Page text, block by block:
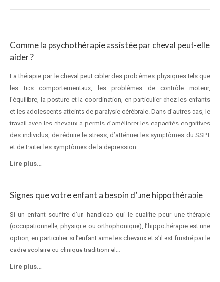
Comme la psychothérapie assistée par cheval peut-elle
aider ?
La thérapie par le cheval peut cibler des problèmes physiques tels que
les tics comportementaux, les problèmes de contrôle moteur,
l’équilibre, la posture et la coordination, en particulier chez les enfants
et les adolescents atteints de paralysie cérébrale. Dans d’autres cas, le
travail avec les chevaux a permis d’améliorer les capacités cognitives
des individus, de réduire le stress, d’atténuer les symptômes du SSPT
et de traiter les symptômes de la dépression.
Lire plus…
Signes que votre enfant a besoin d’une hippothérapie
Si un enfant souffre d’un handicap qui le qualifie pour une thérapie
(occupationnelle, physique ou orthophonique), l’hippothérapie est une
option, en particulier si l’enfant aime les chevaux et s’il est frustré par le
cadre scolaire ou clinique traditionnel…
Lire plus…